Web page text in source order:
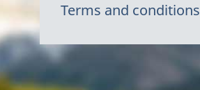
Terms and conditions